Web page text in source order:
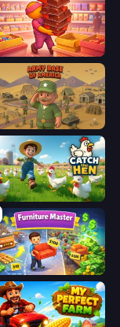
Packing Store
Base Of America
the Hen
Furniture Master: Idle Tycoon